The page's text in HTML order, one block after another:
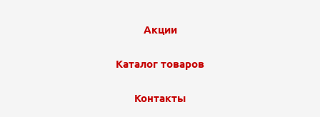
Акции
Каталог товаров
Контакты